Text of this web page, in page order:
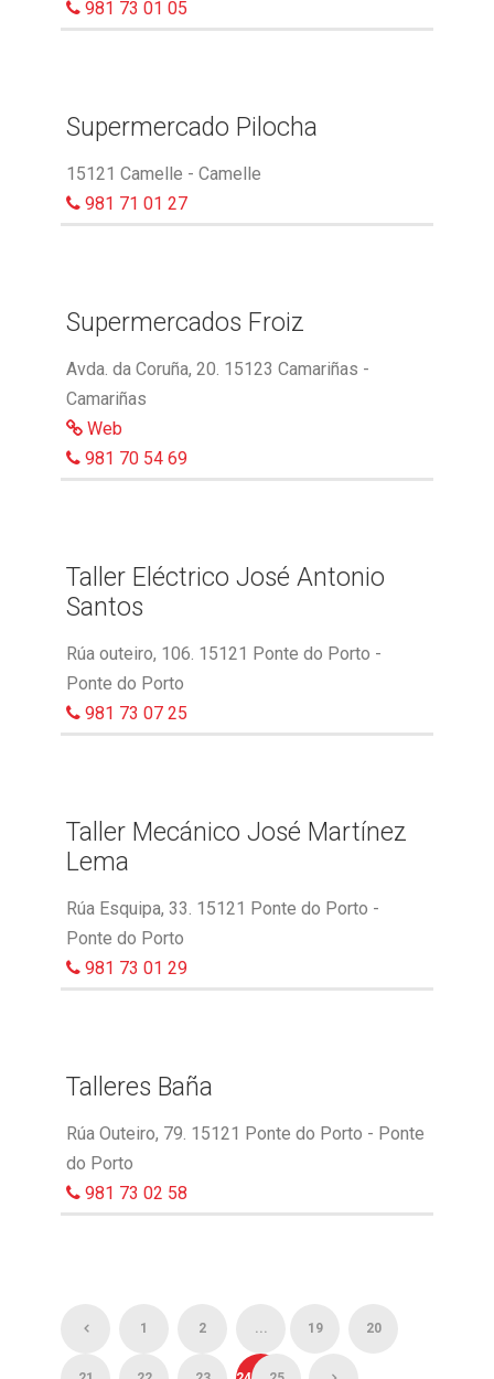
981 73 01 05
Supermercado Pilocha
15121 Camelle - Camelle
981 71 01 27
Supermercados Froiz
Avda. da Coruña, 20. 15123 Camariñas -
Camariñas
Web
981 70 54 69
Taller Eléctrico José Antonio
Santos
Rúa outeiro, 106. 15121 Ponte do Porto -
Ponte do Porto
981 73 07 25
Taller Mecánico José Martínez
Lema
Rúa Esquipa, 33. 15121 Ponte do Porto -
Ponte do Porto
981 73 01 29
Talleres Baña
Rúa Outeiro, 79. 15121 Ponte do Porto - Ponte
do Porto
981 73 02 58
1 2 ... 19 20